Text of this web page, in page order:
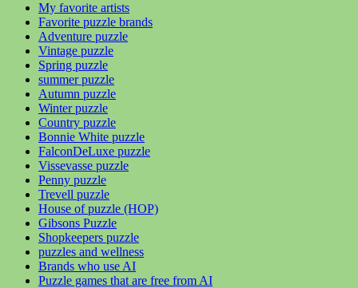
My favorite artists
Favorite puzzle brands
Adventure puzzle
Vintage puzzle
Spring puzzle
summer puzzle
Autumn puzzle
Winter puzzle
Country puzzle
Bonnie White puzzle
FalconDeLuxe puzzle
Vissevasse puzzle
Penny puzzle
Trevell puzzle
House of puzzle (HOP)
Gibsons Puzzle
Shopkeepers puzzle
puzzles and wellness
Brands who use AI
Puzzle games that are free from AI